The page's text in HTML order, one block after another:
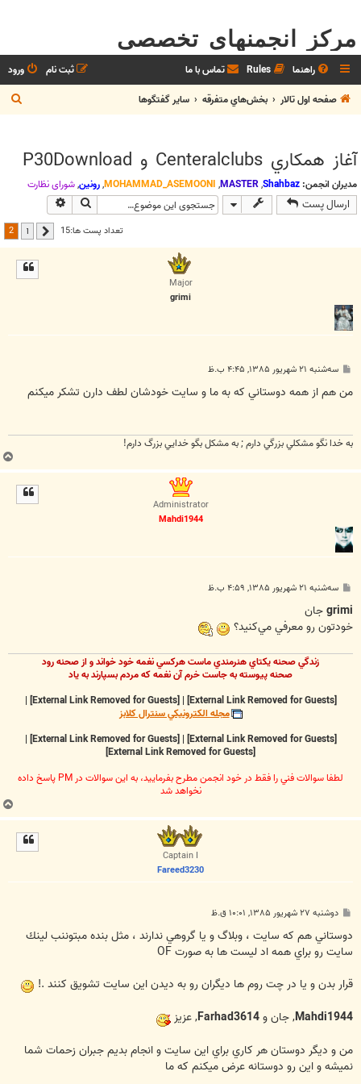
مرکز انجمنهای تخصصی
راهنما Rules تماس با ما ورود
ثبت نام
صفحه اول تالار
بخش‌‌هاي متفرقه ساير گفتگوها
س
آغاز همکاري Centeralclubs و P30Download
مدیران انجمن: Shahbaz
,
MASTER
,
MOHAMMAD_ASEMOONI
,رونین,شوراي نظارت
ارسال پست جستجو
تعداد پست ها:15 قبلی 1
2
Major
grimi
ت
سه‌شنبه ۲۱ شهریور ۱۳۸۵, ۴:۴۵ ب.ظ
من هم از همه دوستاني که به ما و سايت خودشان لطف دارن تشکر ميکنم
به خدا نگو مشكلي بزرگي دارم ; به مشكل بگو خدايي بزرگ دارم!
Administrator
Mahdi1944
ت
سه‌شنبه ۲۱ شهریور ۱۳۸۵, ۴:۵۹ ب.ظ
grimiجان
خودتون رو معرفي مي‌كنيد؟
زندگي صحنه يکتاي هنرمندي ماست هرکسي نغمه خود خواند و از صحنه رود
صحنه پيوسته به جاست خرم آن نغمه که مردم بسپارند به ياد
[External Link Removed for Guests]
|
[External Link Removed for Guests]
|
مجله الکترونيکي سنترال کلابز
[External Link Removed for Guests]
|
[External Link Removed for Guests]
|
[External Link Removed for Guests]
لطفا سوالات فني را فقط در خود انجمن مطرح بفرماييد، به اين سوالات در PM پاسخ داده
نخواهد شد
Captain I
Fareed3230
ت
دوشنبه ۲۷ شهریور ۱۳۸۵, ۱۰:۰۱ ق.ظ
دوستاني هم كه سايت ، وبلاگ و يا گروهي ندارند ، مثل بنده مبتوننب لينك
سايت رو براي همه اد ليست ها به صورت OF
قرار بدن و يا در چت روم ها ديگران رو به ديدن اين سايت تشويق كنند .!
Mahdi1944, جان وFarhad3614, عزيز
من و ديگر دوستان هر كاري براي اين سايت و انجام بديم جبران زحمات شما
نميشه و اين رو دوستانه عرض ميكنم كه ما